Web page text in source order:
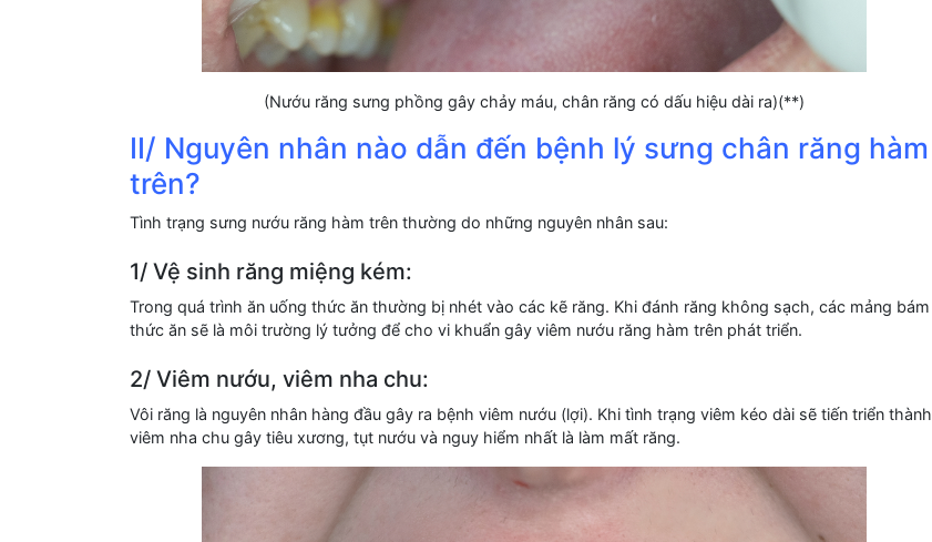
(Nướu răng sưng phồng gây chảy máu, chân răng có dấu hiệu dài ra)(**)
II/ Nguyên nhân nào dẫn đến bệnh lý sưng chân răng hàm
trên?
Tình trạng sưng nướu răng hàm trên thường do những nguyên nhân sau:
1/ Vệ sinh răng miệng kém:
Trong quá trình ăn uống thức ăn thường bị nhét vào các kẽ răng. Khi đánh răng không sạch, các mảng bám
thức ăn sẽ là môi trường lý tưởng để cho vi khuẩn gây viêm nướu răng hàm trên phát triển.
2/ Viêm nướu, viêm nha chu:
Vôi răng là nguyên nhân hàng đầu gây ra bệnh viêm nướu (lợi). Khi tình trạng viêm kéo dài sẽ tiến triển thành
viêm nha chu gây tiêu xương, tụt nướu và nguy hiểm nhất là làm mất răng.